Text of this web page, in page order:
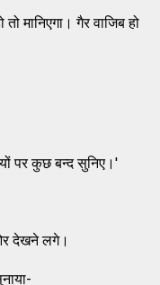
तो मानिएगा। गैर वाजिब हो
पर कुछ बन्द सुनिए।'
देखने लगे।